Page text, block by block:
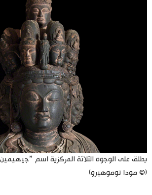
يطلق على الوجوه الثلاثة المركزية اسم
(© مودا توموهيرو)